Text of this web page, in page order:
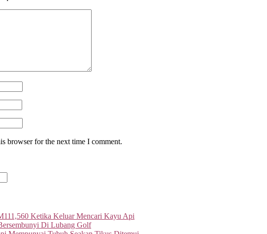
browser for the next time I comment.
Ketika Keluar Mencari Kayu Api
Di Lubang Golf